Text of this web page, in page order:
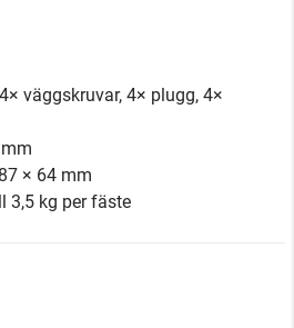
väggskruvar, 4× plugg, 4×
× 64 mm
3,5 kg per fäste